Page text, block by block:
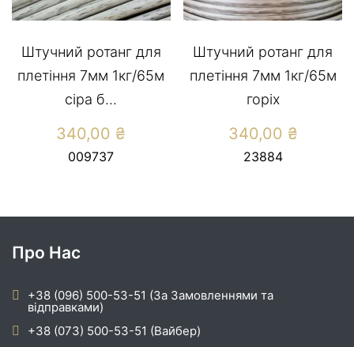
Штучний ротанг для
плетіння 7мм 1кг/65м
сіра б...
340,00 ₴
009737
Штучний ротанг для
плетіння 7мм 1кг/65м
горіх
340,00 ₴
23884
Про Нас
+38 (096) 500-53-51 (За Замовленнями та
відправками)
+38 (073) 500-53-51 (Вайбер)